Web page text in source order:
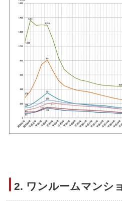
2. ワンルームマンシ